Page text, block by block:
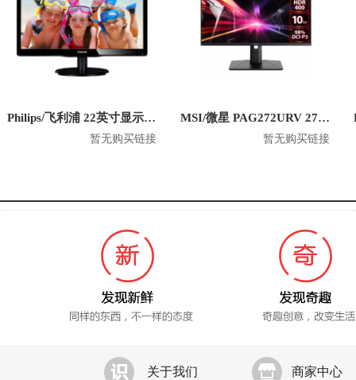
Philips/飞利浦 22英寸显示器 220V4LSB
暂无购买链接
MSI/微星 PAG272URV 27英寸电脑显示器
暂无购买链接
关于我们 商家中心